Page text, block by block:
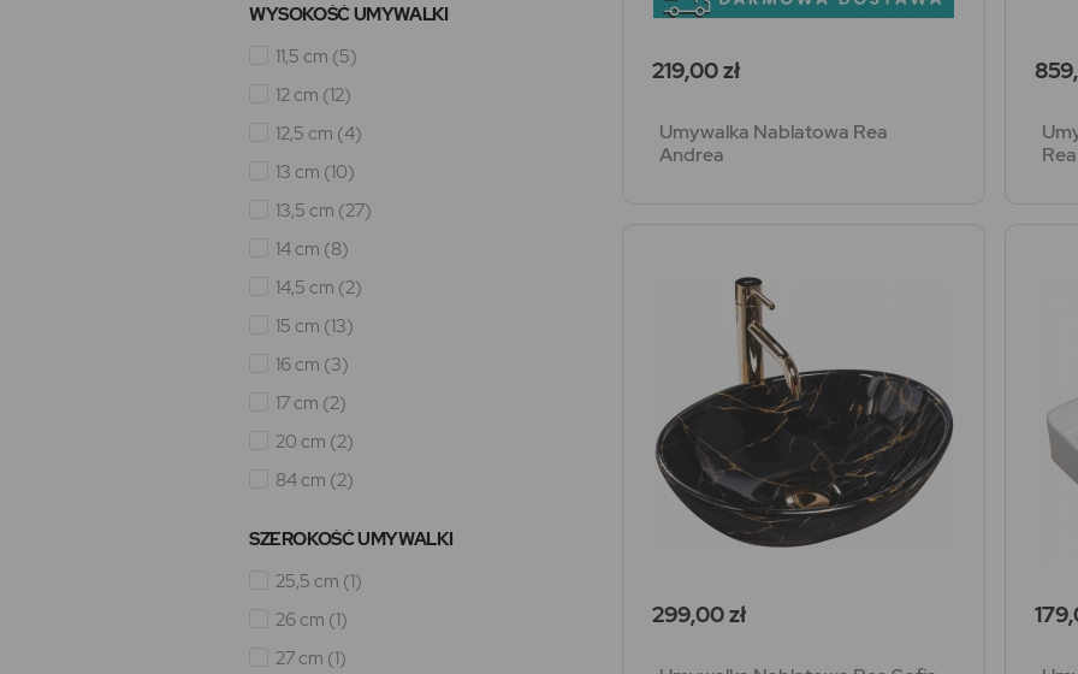
WYSOKOŚĆ UMYWALKI
11,5 cm (5)
12 cm (12)
12,5 cm (4)
13 cm (10)
13,5 cm (27)
14 cm (8)
14,5 cm (2)
15 cm (13)
16 cm (3)
17 cm (2)
20 cm (2)
84 cm (2)
SZEROKOŚĆ UMYWALKI
25,5 cm (1)
26 cm (1)
27 cm (1)
Cena
219,00 zł
Umywalka Nablatowa Rea
Andrea
Rea
Cena
299,00 zł